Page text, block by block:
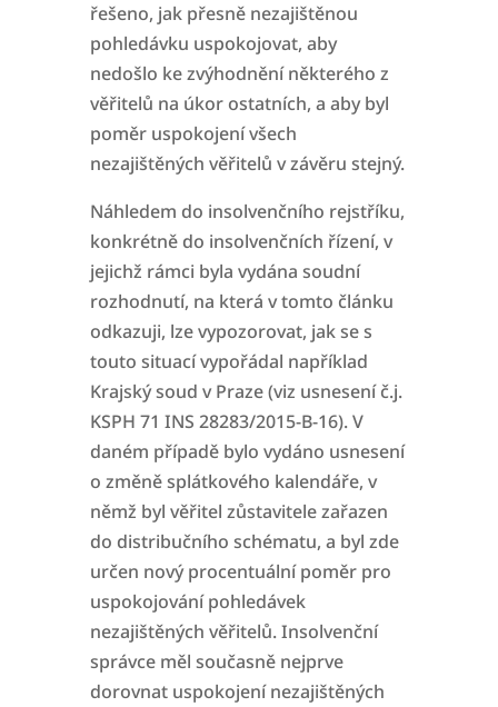
řešeno, jak přesně nezajištěnou
pohledávku uspokojovat, aby
nedošlo ke zvýhodnění některého z
věřitelů na úkor ostatních, a aby byl
poměr uspokojení všech
nezajištěných věřitelů v závěru stejný.
Náhledem do insolvenčního rejstříku,
konkrétně do insolvenčních řízení, v
jejichž rámci byla vydána soudní
rozhodnutí, na která v tomto článku
odkazuji, lze vypozorovat, jakse s
touto situací vypořádal například
Krajský soud v Praze (viz usnesení č.j.
KSPH 71 INS 28283/2015-B-16). V
daném případě bylo vydáno usnesení
o změně splátkového kalendáře, v
němž byl věřitel zůstavitele zařazen
do distribučního schématu, a byl zde
určen nový procentuální poměr pro
uspokojování pohledávek
nezajištěných věřitelů.Insolvenční
správce měl současně nejprve
dorovnat uspokojení nezajištěných